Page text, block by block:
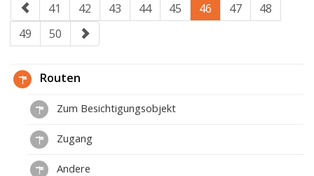
41 42 43 44 45 46 47
48
49
50
Routen
Zum Besichtigungsobjekt
Zugang
Andere